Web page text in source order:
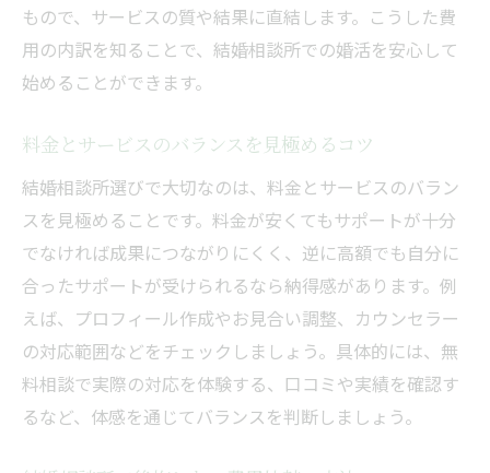
もので、サービスの質や結果に直結します。こうした費
用の内訳を知ることで、結婚相談所での婚活を安心して
始めることができます。
料金とサービスのバランスを見極めるコツ
結婚相談所選びで大切なのは、料金とサービスのバラン
スを見極めることです。料金が安くてもサポートが十分
でなければ成果につながりにくく、逆に高額でも自分に
合ったサポートが受けられるなら納得感があります。例
えば、プロフィール作成やお見合い調整、カウンセラー
の対応範囲などをチェックしましょう。具体的には、無
料相談で実際の対応を体験する、口コミや実績を確認す
るなど、体感を通じてバランスを判断しましょう。